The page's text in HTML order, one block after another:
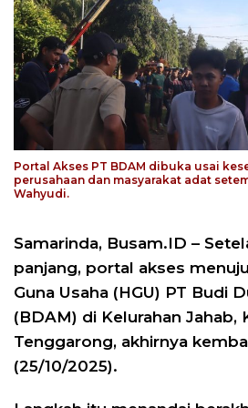
Portal Akses PT BDAM dibuka usai
perusahaan dan masyarakat adat
Wahyudi.
Samarinda, Busam.ID –
panjang, portal akses
Guna Usaha (HGU) PT Budi
(BDAM) di Kelurahan Jahab,
Tenggarong, akhirnya
(25/10/2025).